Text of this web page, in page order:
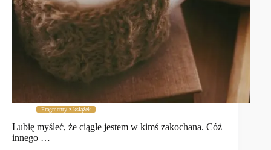
Fragmenty z książek
Lubię myśleć, że ciągle jestem w kimś zakochana. Cóż
innego …